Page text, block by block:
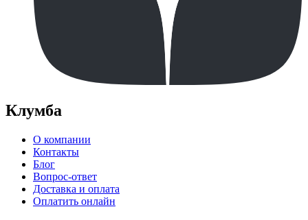
Клумба
О компании
Контакты
Блог
Вопрос-ответ
Доставка и оплата
Оплатить онлайн